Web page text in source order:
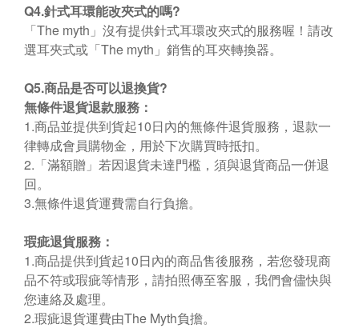
Q4.針式耳環能改夾式的嗎?
「The myth 」沒有提供針式耳環改夾式的服務喔！請改
選耳夾式或「The myth 」銷售的耳夾轉換器。
Q5.商品是否可以退換貨?
無條件退貨退款服務：
1.商品並提供到貨起10日內的無條件退貨服務，退款一
律轉成會員購物金，用於下次購買時抵扣。
2. 「滿額贈」若因退貨未達門檻，須與退貨商品一併退
回。
3.無條件退貨運費需自行負擔。
瑕疵退貨服務：
1.商品提供到貨起10日內的商品售後服務，若您發現商
品不符或瑕疵等情形，請拍照傳至客服，我們會儘快與
您連絡及處理。
2.瑕疵退貨運費由The Myth負擔。